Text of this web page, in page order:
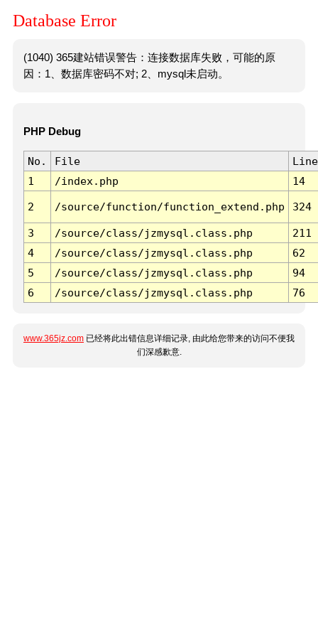
Database Error
(1040) 365建站错误警告：连接数据库失败，可能的原
因：1、数据库密码不对; 2、mysql未启动。
PHP Debug
No. File
Line
1
/index.php 14
2 /source/function/function_extend.php 324
3 /source/class/jzmysql.class.php
211
4
/source/class/jzmysql.class.php
62
5
/source/class/jzmysql.class.php
94
6
/source/class/jzmysql.class.php 76
www.365jz.com 已经将此出错信息详细记录, 由此给您带来的访问不便我
们深感歉意.